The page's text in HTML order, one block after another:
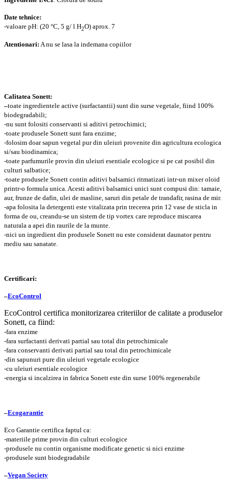
Date tehnice:
-valoare pH: (20 °C, 5 g/ l H2O) aprox. 7
Atentionari: A nu se lasa la indemana copiilor
Calitatea Sonett:
–toate ingredientele active (surfactantii) sunt din surse vegetale, fiind 100%
biodegradabili;
-nu sunt folositi conservanti si aditivi petrochimici;
-toate produsele Sonett sunt fara enzime;
-folosim doar sapun vegetal pur din uleiuri provenite din agricultura ecologica
si/sau biodinamica;
-toate parfumurile provin din uleiuri esentiale ecologice si pe cat posibil din
culturi salbatice;
-toate produsele Sonett contin aditivi balsamici ritmatizati intr-un mixer oloid
printr-o formula unica. Acesti aditivi balsamici unici sunt compusi din: tamaie,
aur, frunze de dafin, ulei de masline, saruri din petale de trandafir, rasina de mir.
-apa folosita la detergenti este vitalizata prin trecerea prin 12 vase de sticla in
forma de ou, creandu-se un sistem de tip vortex care reproduce miscarea
naturala a apei din raurile de la munte.
-nici un ingredient din produsele Sonett nu este considerat daunator pentru
mediu sau sanatate.
Certificari:
–EcoControl
EcoControl certifica monitorizarea criteriilor de calitate a produselor
Sonett, ca fiind:
-fara enzime
-fara surfactanti derivati partial sau total din petrochimicale
-fara conservanti derivati partial sau total din petrochimicale
-din sapunuri pure din uleiuri vegetale ecologice
-cu uleiuri esentiale ecologice
-energia si incalzirea in fabrica Sonett este din surse 100% regenerabile
–Ecogarantie
Eco Garantie certifica faptul ca:
-materiile prime provin din culturi ecologice
-produsele nu contin organisme modificate genetic si nici enzime
-produsele sunt biodegradabile
–Vegan Society